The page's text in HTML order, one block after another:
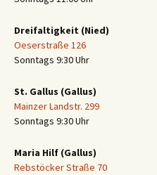
Dreifaltigkeit (Nied)
Oeserstraße 126
Sonntags 9:30 Uhr
St. Gallus (Gallus)
Mainzer Landstr. 299
Sonntags 9:30 Uhr
Maria Hilf (Gallus)
Rebstöcker Straße 70